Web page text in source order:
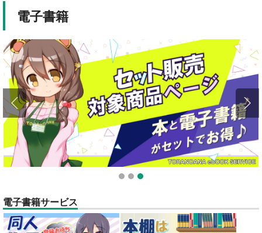
全てのお知らせを見る
電子書籍
1 2 3
電子書籍サービス